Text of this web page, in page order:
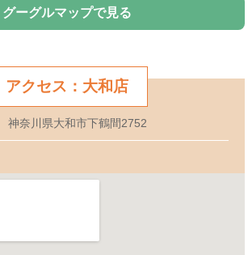
グーグルマップで見る
アクセス：大和店
奈川県大和市下鶴間2752